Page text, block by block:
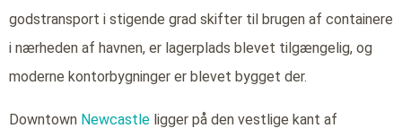
godstransport i stigende grad skifter til brugen af containere
i nærheden af havnen, er lagerplads blevet tilgængelig, og
moderne kontorbygninger er blevet bygget der.
Downtown Newcastle ligger på den vestlige kant af